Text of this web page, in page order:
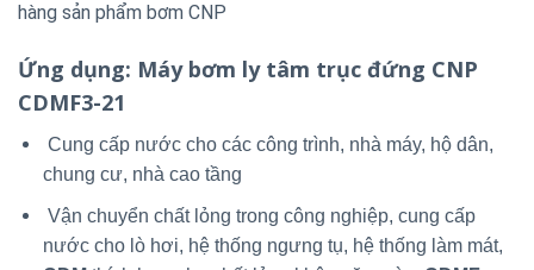
hàng sản phẩm bơm CNP
Ứng dụng: Máy bơm ly tâm trục đứng CNP
CDMF3-21
Cung cấp nước cho các công trình, nhà máy, hộ dân,
chung cư, nhà cao tầng
Vận chuyển chất lỏng trong công nghiệp, cung cấp
nước cho lò hơi, hệ thống ngưng tụ, hệ thống làm mát,